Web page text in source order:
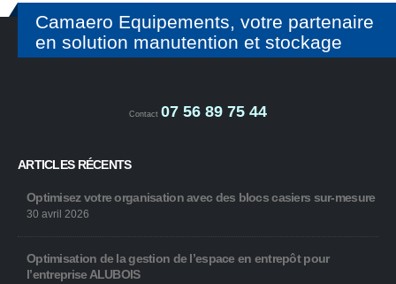
Camaero Equipements, votre partenaire
en solution manutention et stockage
Contact 07 56 89 75 44
ARTICLES RÉCENTS
Optimisez votre organisation avec des blocs casiers sur-mesure
30 avril 2026
Optimisation de la gestion de l’espace en entrepôt pour
l’entreprise ALUBOIS